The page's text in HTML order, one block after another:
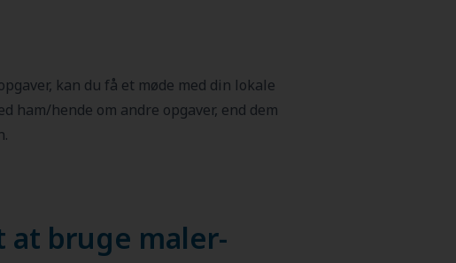
kan du få et møde med din lokale
ham/hende om andre opgaver, end dem
at bruge maler-